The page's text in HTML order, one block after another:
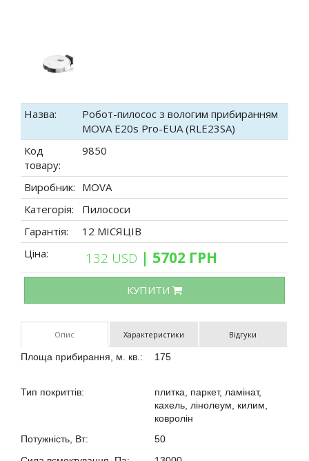
Назва:
Робот-пилосос з вологим прибиранням
MOVA E20s Pro-EUA (RLE23SA)
Код
товару:
9850
Виробник: MOVA
Категорія:
Пилососи
Гарантія:
12 МІСЯЦІВ
Ціна:
132 USD | 5702 ГРН
КУПИТИ
Опис Характеристики Відгуки
Площа прибирання, м. кв.: 175
Тип покриттів:
плитка, паркет, ламінат,
кахель, лінолеум, килим,
ковролін
Потужність, Вт:
50